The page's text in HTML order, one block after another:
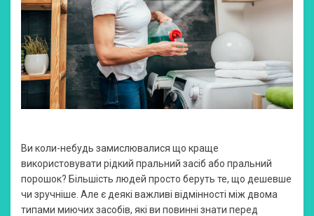
Ви коли-небудь замислювалися що краще
використовувати рідкий пральний засіб або пральний
порошок? Більшість людей просто беруть те, що дешевше
чи зручніше. Але є деякі важливі відмінності між двома
типами миючих засобів, які ви повинні знати перед